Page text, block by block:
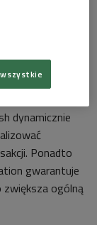
7450 może
na
dynamicznie
Ponadto
gwarantuje
zwiększa ogólną